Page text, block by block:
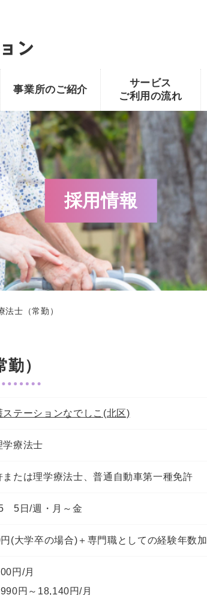
事業所のご紹介
サービス
ご利用の流れ
採用情報
法士（常勤）
）
ステーションなでしこ(北区)
学療法士
または理学療法士、普通自動車第一種免許
5日/週・月～金
(大学卒の場合)＋専門職としての経験年数
円/月
円～18,140円/月